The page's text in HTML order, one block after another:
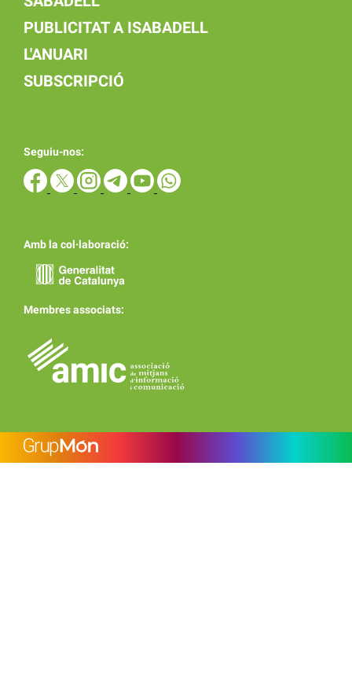
PUBLICITAT A ISABADELL
L'ANUARI
SUBSCRIPCIÓ
Seguiu-nos:
Amb la col·laboració:
Membres associats: